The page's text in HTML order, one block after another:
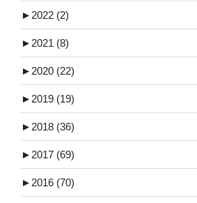
► 2022 (2)
► 2021 (8)
► 2020 (22)
► 2019 (19)
► 2018 (36)
► 2017 (69)
► 2016 (70)